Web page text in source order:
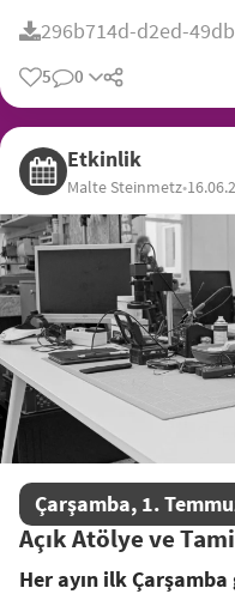
296b714d-d2ed-
5 0
Etkinlik
Malte Steinmetz•
Çarşamba, 1.
Açık Atölye ve
Her ayın ilk